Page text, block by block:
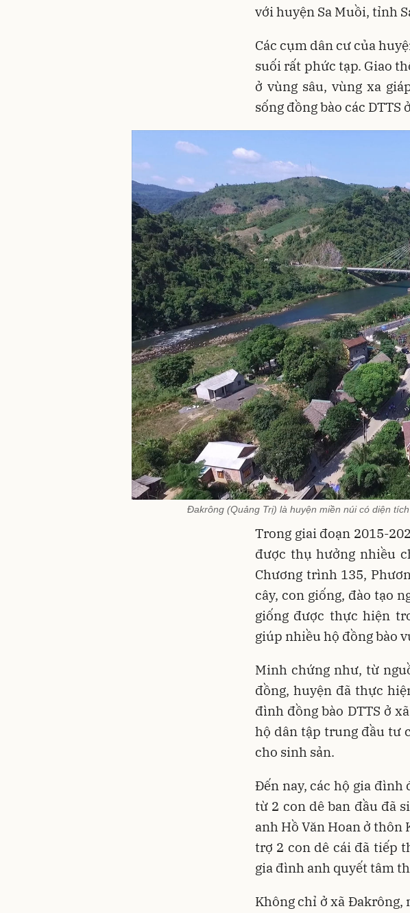
với huyện Sa Muồi, tỉnh
Các cụm dân cư của
suối rất phức tạp. Giao
ở vùng sâu, vùng xa
sống đồng bào các
Đakrông (Quảng Trị) là huyện miền núi có diện
Trong giai đoạn 2015-
được thụ hưởng nhiều
Chương trình 135,
cây, con giống, đào tạo
giống được thực hiện
giúp nhiều hộ đồng bào
Minh chứng như, từ
đồng, huyện đã thực
đình đồng bào DTTS ở
hộ dân tập trung đầu tư
cho sinh sản.
Đến nay, các hộ gia
từ 2 con dê ban đầu đã
anh Hồ Văn Hoan ở
trợ 2 con dê cái đã tiếp
gia đình anh quyết tâm
Không chỉ ở xã Đakrông,